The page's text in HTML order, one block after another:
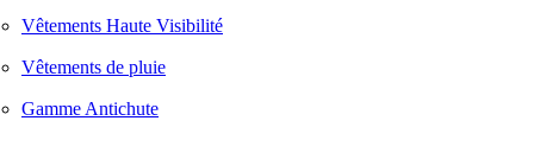
Vêtements Haute Visibilité
Vêtements de pluie
Gamme Antichute